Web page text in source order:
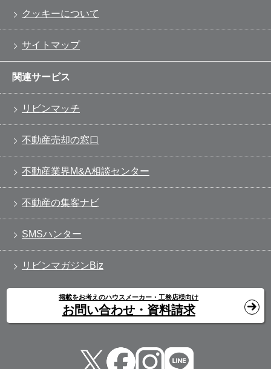
クッキーについて
サイトマップ
関連サービス
リビンマッチ
不動産売却の窓口
不動産業界M&A相談センター
不動産の集客ナビ
SMSハンター
リビンマガジンBiz
掲載をお考えのハウスメーカー・工務店様向け
お問い合わせ・資料請求